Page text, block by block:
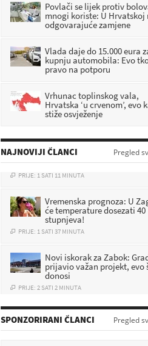
Povlači se lijek protiv
mnogi koriste: U Hrvatskoj
odgovarajuće zamjene
Vlada daje do 15.000 eura
kupnju automobila: Evo
pravo na potporu
Vrhunac toplinskog vala,
Hrvatska ‘u crvenom’, evo
stiže osvježenje
NAJNOVIJI ČLANCI Pregled
stupnjeva!
 PRIJE: 1 SATI 37 MINUTA
donosi
 PRIJE: 2 SATI 2 MINUTA
uginulo preko 10 životinja:
'Mladunčad slijedi majke i
u mulju'
SPONZORIRANI ČLANCI Pregled